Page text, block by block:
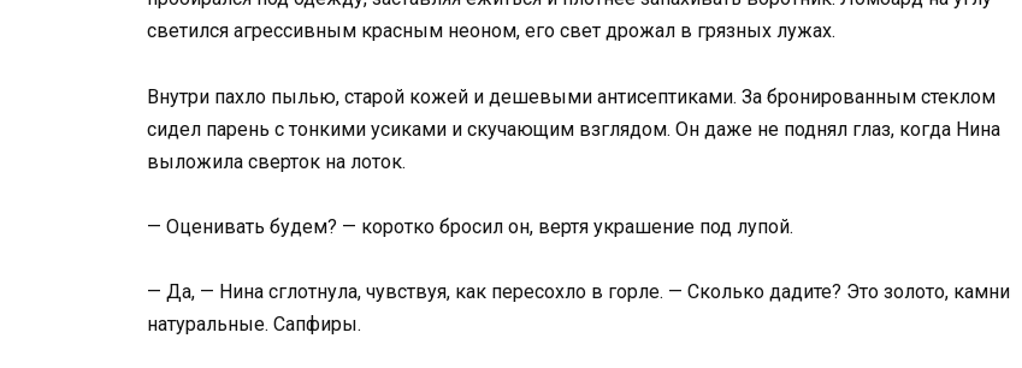
светился агрессивным красным неоном, его свет дрожал в грязных лужах.
Внутри пахло пылью, старой кожей и дешевыми антисептиками. За бронированным стеклом
сидел парень с тонкими усиками и скучающим взглядом. Он даже не поднял глаз, когда Нина
выложила сверток на лоток.
— Оценивать будем? — коротко бросил он, вертя украшение под лупой.
— Да, — Нина сглотнула, чувствуя, как пересохло в горле. — Сколько дадите? Это золото, камни
натуральные. Сапфиры.